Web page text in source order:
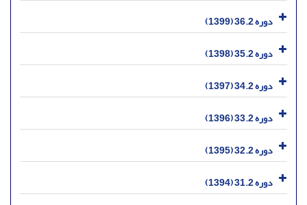
دوره 36.2 (1399)
دوره 35.2 (1398)
دوره 34.2 (1397)
دوره 33.2 (1396)
دوره 32.2 (1395)
دوره 31.2 (1394)